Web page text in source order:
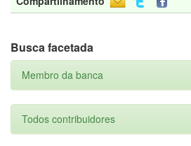
Busca facetada
Membro da banca
Todos contribuidores